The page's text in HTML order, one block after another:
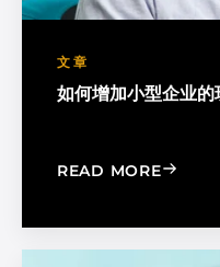
文章
如何增加小型企业的
READ MORE: HOW